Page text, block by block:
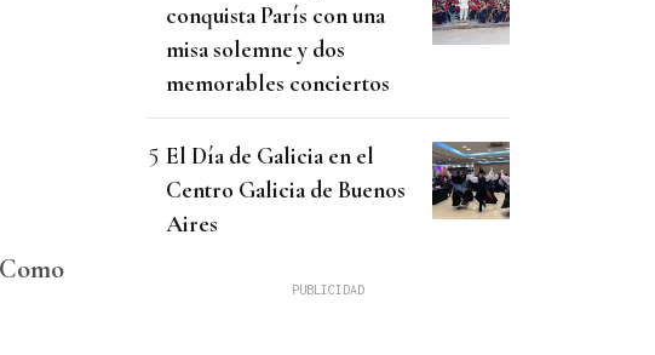
conquista París con una
misa solemne y dos
memorables conciertos
El Día de Galicia en el
Centro Galicia de Buenos
Aires